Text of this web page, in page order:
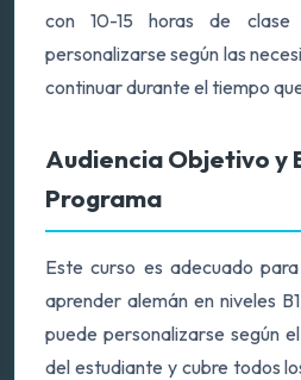
con 10-15 horas de clase
personalizarse según las
continuar durante el tiempo
Audiencia Objetivo y
Programa
Este curso es adecuado
aprender alemán en niveles
puede personalizarse según
del estudiante y cubre todos